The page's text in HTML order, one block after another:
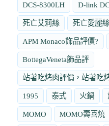
DCS-8300LH D-link
死亡艾莉絲 死亡愛麗絲
APM Monaco飾品評價?
BottegaVeneta飾品評
站著吃烤肉評價，站著吃
1995 泰式 火鍋
MOMO MOMO壽喜燒